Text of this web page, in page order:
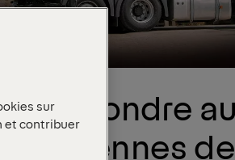
répondre
sur
et contribuer